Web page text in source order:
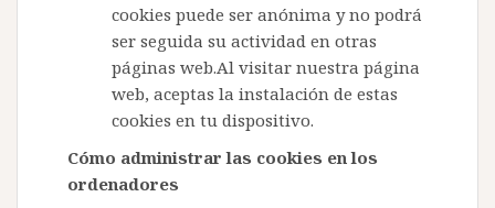
cookies puede ser anónima y no podrá
ser seguida su actividad en otras
páginas web.Al visitar nuestra página
web, aceptas la instalación de estas
cookies en tu dispositivo.
Cómo administrar las cookies en los
ordenadores